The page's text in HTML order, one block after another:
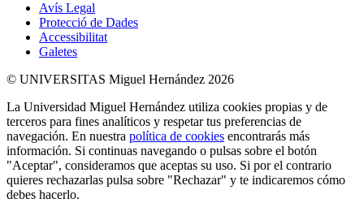
Avís Legal
Protecció de Dades
Accessibilitat
Galetes
© UNIVERSITAS Miguel Hernández 2026
La Universidad Miguel Hernández utiliza cookies propias y de
terceros para fines analíticos y respetar tus preferencias de
navegación. En nuestra política de cookies encontrarás más
información. Si continuas navegando o pulsas sobre el botón
"Aceptar", consideramos que aceptas su uso. Si por el contrario
quieres rechazarlas pulsa sobre "Rechazar" y te indicaremos cómo
debes hacerlo.